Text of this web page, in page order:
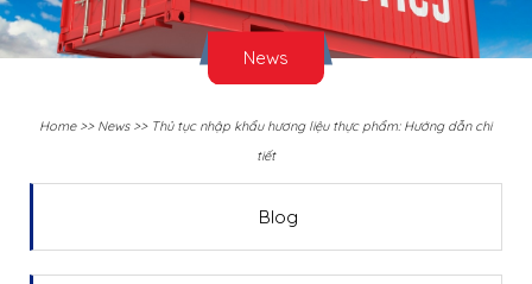
News
Home>> News>> Thủ tục nhập khẩu hương liệu thực phẩm: Hướng dẫn chi
tiết
Blog